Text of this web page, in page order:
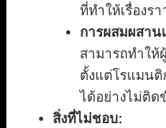
ที่ทำให้เรื่องร
การผสมผสาน
สามารถทำใ
ตั้งแต่โรแมน
ได้อย่างไม่ติด
สิ่งที่ไม่ชอบ: